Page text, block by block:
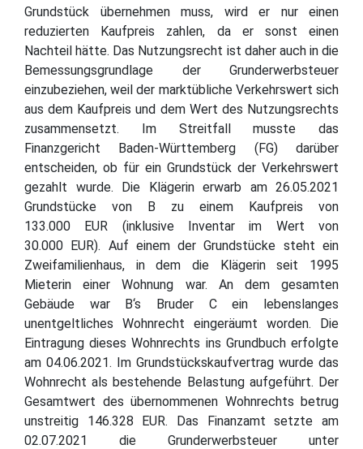
Grundstück übernehmen muss, wird er nur einen
reduzierten Kaufpreis zahlen, da er sonst einen
Nachteil hätte. Das Nutzungsrecht ist daher auch in die
Bemessungsgrundlage der Grunderwerbsteuer
einzubeziehen, weil der marktübliche Verkehrswert sich
aus dem Kaufpreis und dem Wert des Nutzungsrechts
zusammensetzt. Im Streitfall musste das
Finanzgericht Baden-Württemberg (FG) darüber
entscheiden, ob für ein Grundstück der Verkehrswert
gezahlt wurde. Die Klägerin erwarb am 26.05.2021
Grundstücke von B zu einem Kaufpreis von
133.000 EUR (inklusive Inventar im Wert von
30.000 EUR). Auf einem der Grundstücke steht ein
Zweifamilienhaus, in dem die Klägerin seit 1995
Mieterin einer Wohnung war. An dem gesamten
Gebäude war B‘s Bruder C ein lebenslanges
unentgeltliches Wohnrecht eingeräumt worden. Die
Eintragung dieses Wohnrechts ins Grundbuch erfolgte
am 04.06.2021. Im Grundstückskaufvertrag wurde das
Wohnrecht als bestehende Belastung aufgeführt. Der
Gesamtwert des übernommenen Wohnrechts betrug
unstreitig 146.328 EUR. Das Finanzamt setzte am
02.07.2021 die Grunderwerbsteuer unter